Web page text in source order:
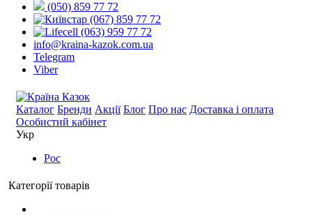
(050) 859 77 72
(067) 859 77 72
(063) 959 77 72
info@kraina-kazok.com.ua
Telegram
Viber
Каталог Бренди Акції Блог Про нас Доставка і оплата
Особистий кабінет
Укр
Рос
Категорії товарів